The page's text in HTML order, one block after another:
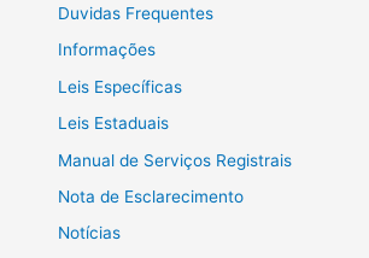
Duvidas Frequentes
Informações
Leis Específicas
Leis Estaduais
Manual de Serviços Registrais
Nota de Esclarecimento
Notícias